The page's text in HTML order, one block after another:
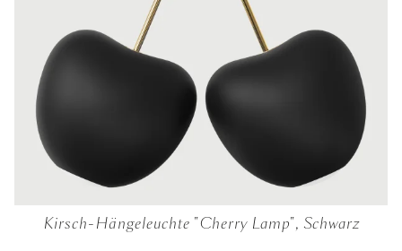
Kirsch-Hängeleuchte "Cherry Lamp", Schwarz